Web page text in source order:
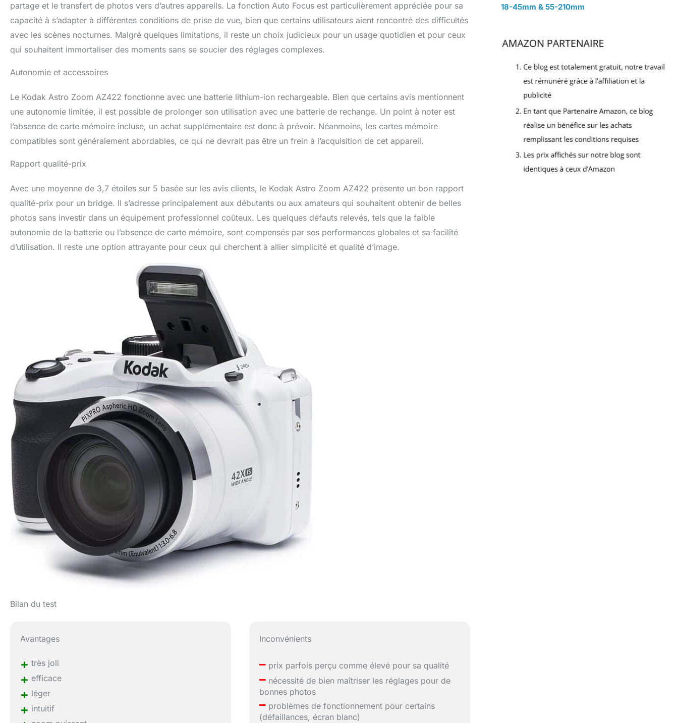
partage et le transfert de photos vers d’autres appareils. La fonction Auto Focus est particulièrement appréciée pour sa
capacité à s’adapter à différentes conditions de prise de vue, bien que certains utilisateurs aient rencontré des difficultés
avec les scènes nocturnes. Malgré quelques limitations, il reste un choix judicieux pour un usage quotidien et pour ceux
qui souhaitent immortaliser des moments sans se soucier des réglages complexes.
Autonomie et accessoires
Le Kodak Astro Zoom AZ422 fonctionne avec une batterie lithium-ion rechargeable. Bien que certains avis mentionnent
une autonomie limitée, il est possible de prolonger son utilisation avec une batterie de rechange. Un point à noter est
l’absence de carte mémoire incluse, un achat supplémentaire est donc à prévoir. Néanmoins, les cartes mémoire
compatibles sont généralement abordables, ce qui ne devrait pas être un frein à l’acquisition de cet appareil.
Rapport qualité-prix
Avec une moyenne de 3,7 étoiles sur 5 basée sur les avis clients, le Kodak Astro Zoom AZ422 présente un bon rapport
qualité-prix pour un bridge. Il s’adresse principalement aux débutants ou aux amateurs qui souhaitent obtenir de belles
photos sans investir dans un équipement professionnel coûteux. Les quelques défauts relevés, tels que la faible
autonomie de la batterie ou l’absence de carte mémoire, sont compensés par ses performances globales et sa facilité
d’utilisation. Il reste une option attrayante pour ceux qui cherchent à allier simplicité et qualité d’image.
Bilan du test
Avantages
+ très joli
+ efficace
+ léger
+ intuitif
Inconvénients
– prix parfois perçu comme élevé pour sa qualité
– nécessité de bien maîtriser les réglages pour de
bonnes photos
– problèmes de fonctionnement pour certains
(défaillances, écran blanc)
18-45mm & 55-210mm